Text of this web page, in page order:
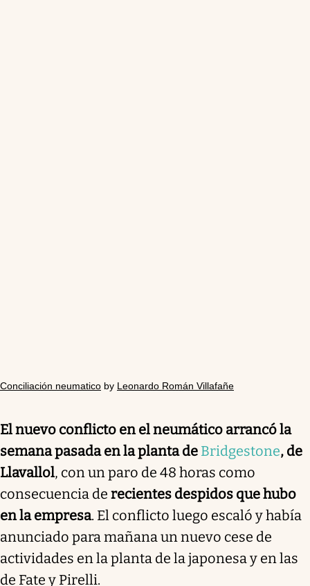
Conciliación neumatico by Leonardo Román Villafañe
El nuevo conflicto en el neumático arrancó la
semana pasadaen la planta de Bridgestone, de
Llavallol, con un paro de 48 horas como
consecuencia de recientes despidos que hubo
en la empresa. El conflicto luego escaló y había
anunciado para mañana un nuevo cese de
actividades en la planta de la japonesa y en las
de Fate y Pirelli.